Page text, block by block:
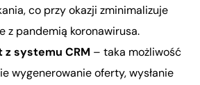
co przy okazji zminimalizuje
z pandemią koronawirusa.
z systemu CRM – taka możliwość
wygenerowanie oferty, wysłanie